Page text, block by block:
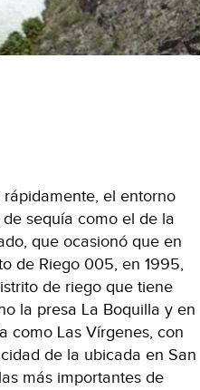
el entorno
sequía como el de la
que ocasionó que en
de Riego 005, en 1995,
de riego que tiene
la presa La Boquilla y en
como Las Vírgenes, con
de la ubicada en San
más importantes de